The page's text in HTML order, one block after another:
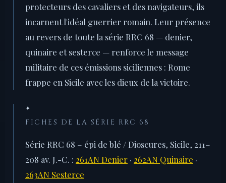
protecteurs des cavaliers et des navigateurs, ils
incarnent l'idéal guerrier romain. Leur présence
au revers de toute la série RRC 68 — denier,
quinaire et sesterce — renforce le message
militaire de ces émissions siciliennes : Rome
frappe en Sicile avec les dieux de la victoire.
✦
FICHES DE LA SÉRIE RRC 68
Série RRC 68 – épi de blé / Dioscures, Sicile, 211–
208 av. J.-C. : 261AN Denier · 262AN Quinaire ·
263AN Sesterce